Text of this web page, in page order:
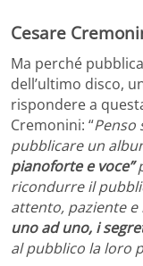
Cesare
Ma perché
dell’ultimo disco,
rispondere a
Cremonini: “Penso
pubblicare un
pianoforte e voce”
ricondurre il
attento, paziente
uno ad uno, i
al pubblico la loro